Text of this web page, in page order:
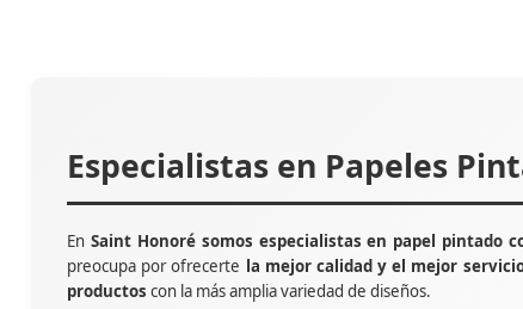
Especialistas en Papeles
En Saint Honoré somos especialistas en papel pintado
preocupa por ofrecerte la mejor calidad y el mejor
productos con la más amplia variedad de diseños.